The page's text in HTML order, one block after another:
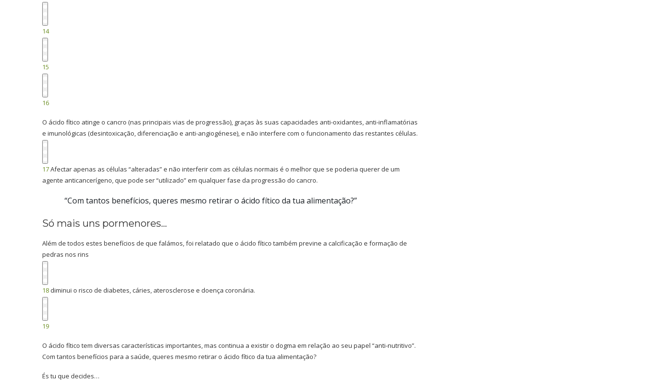
14
15
16
O ácido fítico atinge o cancro (nas principais vias de progressão), graças às suas capacidades anti-oxidantes, anti-inflamatórias
e imunológicas (desintoxicação, diferenciação e anti-angiogénese), e não interfere com o funcionamento das restantes células.
17Afectar apenas as células “alteradas” e não interferir com as células normais é o melhor que se poderia querer de um
agente anticancerígeno, que pode ser “utilizado” em qualquer fase da progressão do cancro.
“Com tantos benefícios, queres mesmo retirar o ácido fítico da tua alimentação?”
Só mais uns pormenores…
Além de todos estes benefícios de que falámos, foi relatado que o ácido fítico também previne a calcificação e formação de
pedras nos rins
18 diminui o risco de diabetes, cáries, aterosclerose e doença coronária.
19
O ácido fítico tem diversas características importantes, mas continua a existir o dogma em relação ao seu papel “anti-nutritivo”.
Com tantos benefícios para a saúde, queres mesmo retirar o ácido fítico da tua alimentação?
És tu que decides…